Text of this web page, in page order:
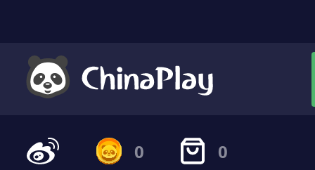
0 0